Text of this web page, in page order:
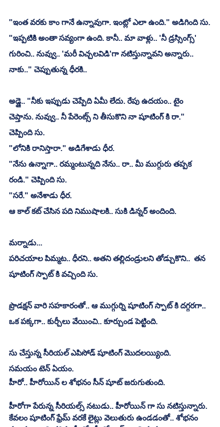
"ఇంత వరకు కాం గానే ఉన్నావుగా. ఇంట్లో ఎలా ఉంది." అడిగింది సు.
"ఇప్పటికి అంతా సవ్యంగా ఉంది. కానీ.. మా వాళ్లు.. 'నీ డ్రస్సింగ్స్'
గురించి.. నువ్వు.. 'మరీ విచ్చలవిడి'గా నటిస్తున్నావని అన్నారు..
నాకు.." చెప్పుతున్న ధీరకి..
అడ్డై.. "నీకు ఇప్పుడు చెప్పేది ఏమీ లేదు. రేపు ఉదయం.. టైం
చెప్తాను. నువ్వు.. నీ పేరెంట్స్ ని తీసుకొని నా షూటింగ్ కి రా."
చెప్పింది సు.
"లోనికి రానిస్తారా." అడిగేశాడు ధీర.
"నేను ఉన్నాగా.. రమ్మంటున్నది నేను.. రా.. మీ ముగ్గురు తప్పక
రండి." చెప్పింది సు.
"సరే." అనేశాడు ధీర.
ఆ కాల్ కట్ చేసిన పది నిముషాలకి.. సుకి డిన్నర్ అందింది.
మర్నాడు...
పరిచయాల పిమ్మట.. ధీరని.. అతని తల్లిదండ్రులని తోడ్చుకొని..  తన
షూటింగ్ స్పాట్ కి వచ్చింది సు.
ప్రొడక్షన్ వారి సహకారంతో.. ఆ ముగ్గుర్ని షూటింగ్ స్పాట్ కి దగ్గరగా..
ఒక పక్కగా.. కుర్చీలు వేయించి.. కూర్చుండ పెట్టింది.
సు చేస్తున్న సీరియల్ ఎపిసోడ్ షూటింగ్ మొదలయ్యింది.
సమయం టెన్ ఏయం.
హీరో.. హీరోయిన్ ల శోభనం సీన్ షూట్ జరుగుతుంది.
హీరోగా పేరున్న సీరియల్స్ నటుడు.. హీరోయిన్ గా సు నటిస్తున్నారు.
కేవలం షూటింగ్ ఫ్రేమ్ వరకే లైట్లు వెలుతురు ఉండడంతో.. శోభనం